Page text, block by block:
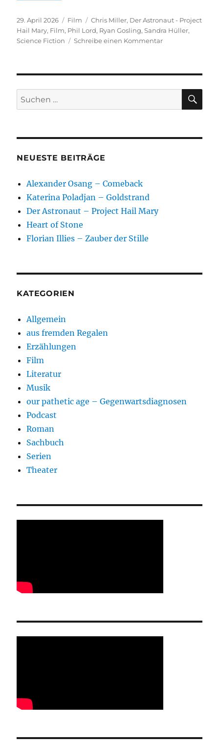
Veröffentlicht
am
29. April 2026 Kategorien
Film Schlagwörter
Chris Miller, Der Astronaut - Project
Hail Mary, Film, Phil Lord, Ryan Gosling,Sandra Hüller,
Science Fiction
Schreibe einen Kommentarzu
Hail
Suchen
nach:
NEUESTE BEITRÄGE
Alexander Osang – Comeback
Katerina Poladjan – Goldstrand
Der Astronaut – Project Hail Mary
Heart of Stone
Florian Illies – Zauber der Stille
KATEGORIEN
Allgemein
aus fremden Regalen
Erzählungen
Film
Literatur
Musik
our pathetic age – Gegenwartsdiagnosen
Podcast
Roman
Sachbuch
Serien
Theater